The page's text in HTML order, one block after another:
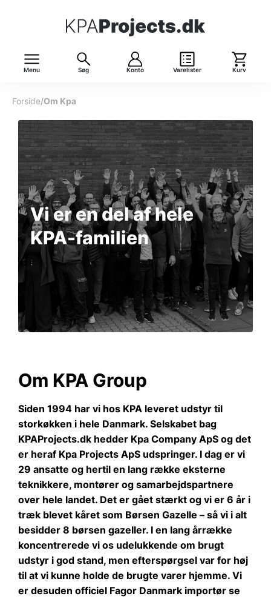
Menu Søg Konto Varelister Kurv
Forside/Om Kpa
Vi er en del af hele
KPA-familien
Om KPA Group
Siden 1994 har vi hos KPA leveret udstyr til
storkøkken i hele Danmark. Selskabet bag
KPAProjects.dk hedder Kpa Company ApS og det
er heraf Kpa Projects ApS udspringer. I dag er vi
29 ansatte og hertil en lang række eksterne
teknikkere, montører og samarbejdspartnere
over hele landet. Det er gået stærkt og vi er 6 år i
træk blevet kåret som Børsen Gazelle – så vi i alt
besidder 8 børsen gazeller. I en lang årrække
koncentrerede vi os udelukkende om brugt
udstyr i god stand, men efterspørgsel var for høj
til at vi kunne holde de brugte varer hjemme. Vi
er desuden officiel Fagor Danmark importør se